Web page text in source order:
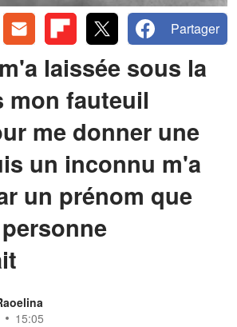
Partager
laissée sous la
mon fauteuil
me donner une
un inconnu m'a
un prénom que
15:05